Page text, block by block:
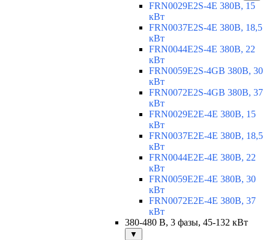
FRN0029E2S-4E 380В, 15
кВт
FRN0037E2S-4E 380В, 18,5
кВт
FRN0044E2S-4E 380В, 22
кВт
FRN0059E2S-4GB 380В, 30
кВт
FRN0072E2S-4GB 380В, 37
кВт
FRN0029E2E-4E 380В, 15
кВт
FRN0037E2E-4E 380В, 18,5
кВт
FRN0044E2E-4E 380В, 22
кВт
FRN0059E2E-4E 380В, 30
кВт
FRN0072E2E-4E 380В, 37
кВт
380-480 В, 3 фазы, 45-132 кВт
▼